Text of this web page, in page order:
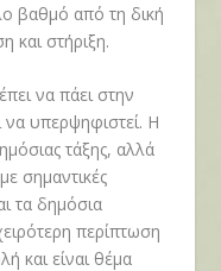
βαθμό από τη δική
και στήριξη.
να πάει στην
υπερψηφιστεί. Η
τάξης, αλλά
σημαντικές
τα δημόσια
περίπτωση
και είναι θέμα